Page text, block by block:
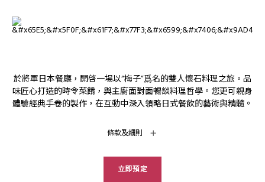
於將軍日本餐廳，開啓一場以“梅子”爲名的雙人懷石料理之旅。品
味匠心打造的時令菜餚，與主廚面對面暢談料理哲學。您更可親身
體驗經典手卷的製作，在互動中深入領略日式餐飲的藝術與精髓。
條款及細則
立即預定